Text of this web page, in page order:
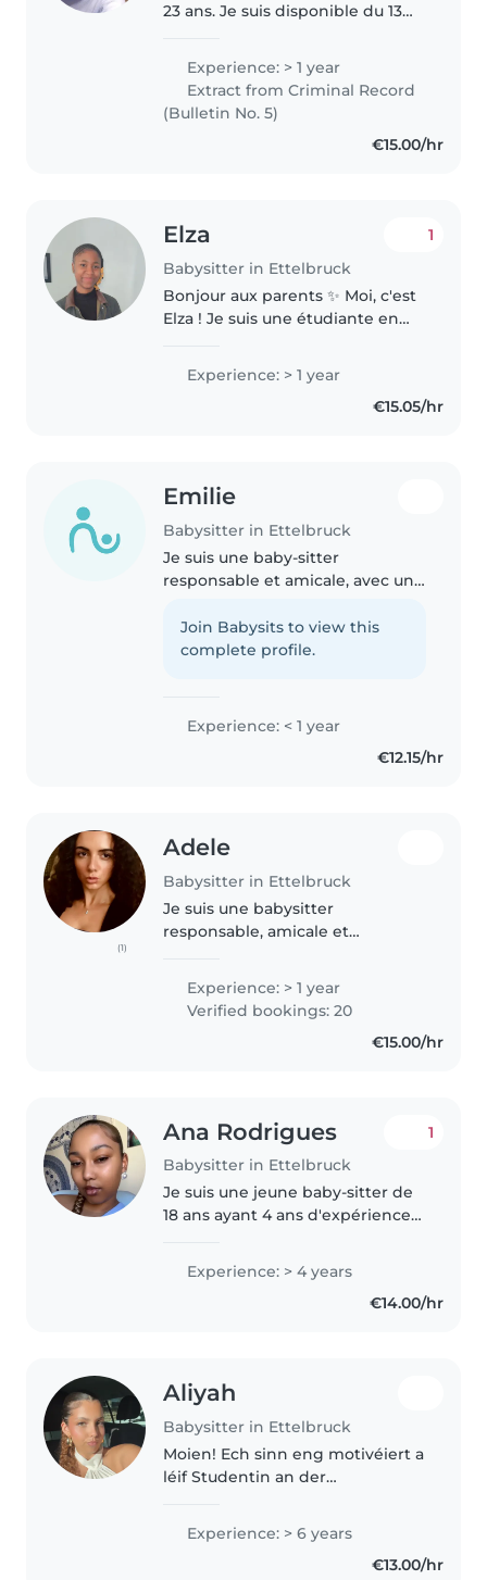
23 ans. Je suis disponible du 13
missions d'emploi étudiant. je
suis une personne passionnée,
responsable et j'aime beaucoup..
Experience: > 1 year
Extract from Criminal Record
(Bulletin No. 5)
€15.00/hr
Elza
Babysitter in Ettelbruck
1
Bonjour aux parents ✨ Moi, c'est
Elza ! Je suis une étudiante en
toujours le sourire aux lèvres. J'ai
hâte de rencontrer de chouettes
Experience: > 1 year
€15.05/hr
Emilie
Babysitter in Ettelbruck
Je suis une baby-sitter
responsable et amicale, avec un
tous âges. Passionnée par le
dessin, la lecture et les travaux
Join Babysits to view this
complete profile.
Experience: < 1 year
€12.15/hr
(1)
Adele
Babysitter in Ettelbruck
Je suis une babysitter
responsable, amicale et
petits, des enfants d'âge
préscolaire et des élèves d'école
primaire, je suis passionnée..
Experience: > 1 year
Verified bookings: 20
€15.00/hr
Ana Rodrigues
Babysitter in Ettelbruck
1
Je suis une jeune baby-sitter de
18 ans ayant 4 ans d'expérience
petits, des préscolaires et des
enfants d'âge scolaire. Je parle
Experience: > 4 years
€14.00/hr
Aliyah
Babysitter in Ettelbruck
Moien! Ech sinn eng motivéiert a
léif Studentin an der
meng Praktiken an de Crèchen
an der Maison Relais an Privat
duech meng kleng Geschwester
Experience: > 6 years
€13.00/hr